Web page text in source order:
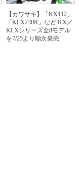
【カワサキ】「KX112」
「KLX230R」など KX／
KLXシリーズ全8モデル
を7/25より順次発売